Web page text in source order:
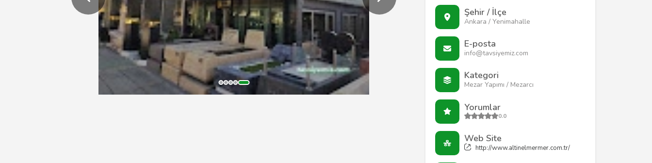
Şehir / İlçe
Ankara / Yenimahalle
E-posta
info@tavsiyemiz.com
Kategori
Mezar Yapımı / Mezarcı
Yorumlar
0.0
Web Site
http://www.altinelmermer.com.tr/